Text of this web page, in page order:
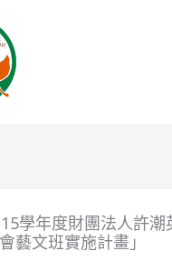
學年度財團法人許潮
藝文班實施計畫」